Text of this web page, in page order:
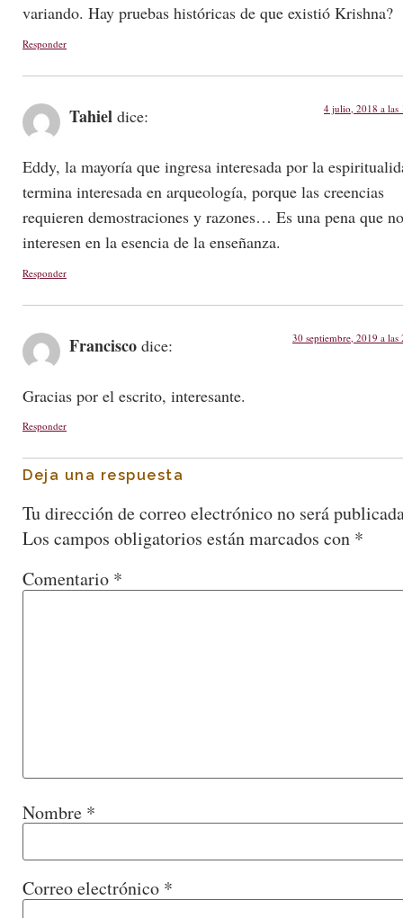
variando. Hay pruebas históricas de que existió Krishna?
Responder
Tahiel dice: 4 julio, 2018 a las
Eddy, la mayoría que ingresa interesada por la
termina interesada en arqueología, porque las creencias
requieren demostraciones y razones… Es una pena que
interesen en la esencia de la enseñanza.
Responder
Francisco dice: 30 septiembre, 2019 a las
Gracias por el escrito, interesante.
Responder
Deja una respuesta
Tu dirección de correo electrónico no será
Los campos obligatorios están marcados con *
Comentario *
Nombre *
Correo electrónico *